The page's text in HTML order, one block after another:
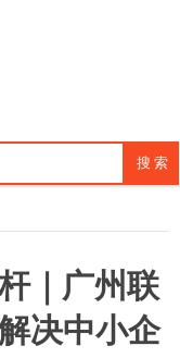
｜广州联
决中小企